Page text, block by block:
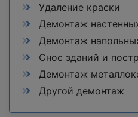
Удаление краски
Демонтаж
Демонтаж
Снос зданий и
Демонтаж
Другой демонтаж